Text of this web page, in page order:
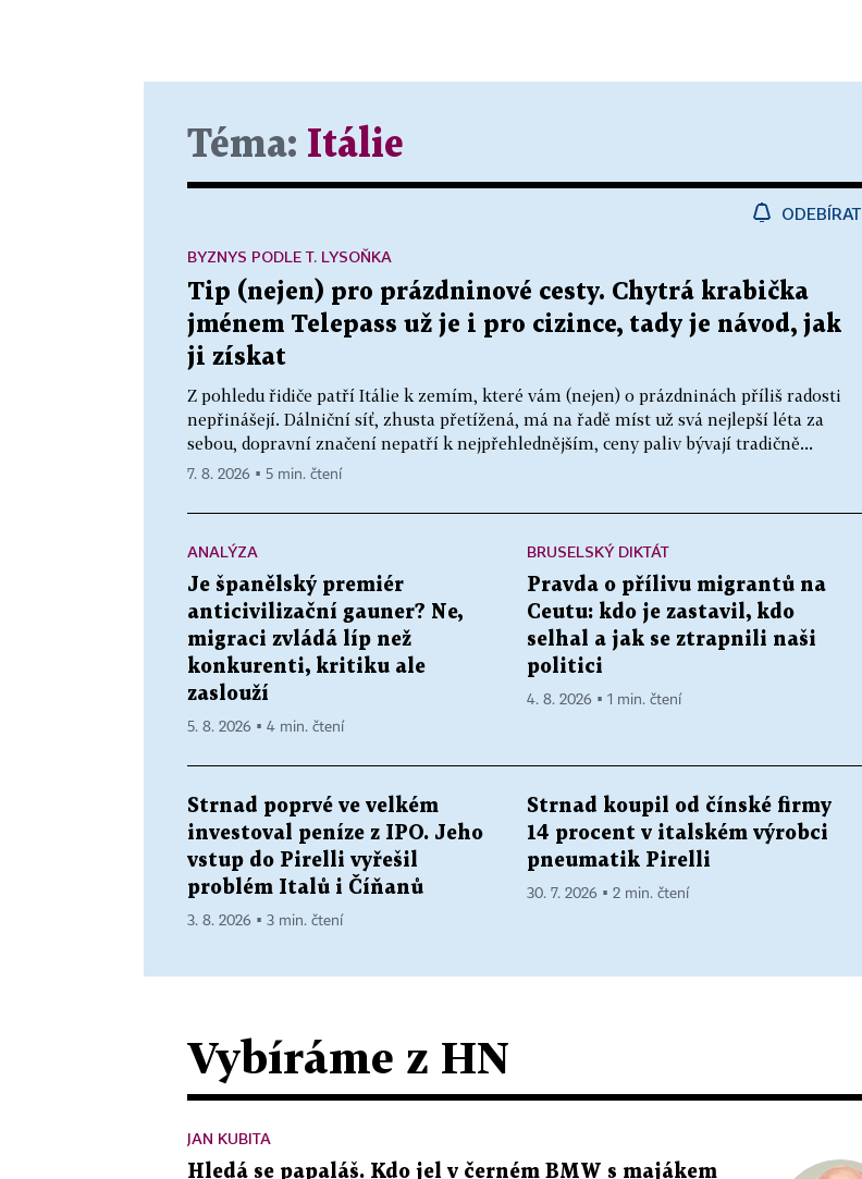
Téma: Itálie
ODEBÍRAT
Tip (nejen) pro prázdninové cesty. Chytrá krabička
jménem Telepass už je i pro cizince, tady je návod, jak
ji získat
Z pohledu řidiče patří Itálie k zemím, které vám (nejen) o prázdninách příliš radosti
nepřinášejí. Dálniční síť, zhusta přetížená, má na řadě míst už svá nejlepší léta za
sebou, dopravní značení nepatří k nejpřehlednějším, ceny paliv bývají tradičně...
BYZNYS PODLE T. LYSOŇKA
7. 8. 2026 ▪ 5 min. čtení
ANALÝZA
Je španělský premiér
anticivilizační gauner? Ne,
migraci zvládá líp než
konkurenti, kritiku ale
zaslouží
5. 8. 2026 ▪ 4 min. čtení
BRUSELSKÝ DIKTÁT
Pravda o přílivu migrantů na
Ceutu: kdo je zastavil, kdo
selhal a jak se ztrapnili naši
politici
4. 8. 2026 ▪ 1 min. čtení
Strnad poprvé ve velkém
investoval peníze z IPO. Jeho
vstup do Pirelli vyřešil
problém Italů i Číňanů
3. 8. 2026 ▪ 3 min. čtení
Strnad koupil od čínské firmy
14 procent v italském výrobci
pneumatik Pirelli
30. 7. 2026 ▪ 2 min. čtení
Vybíráme z HN
JAN KUBITA
Hledá se papaláš. Kdo jel v černém BMW s majákem